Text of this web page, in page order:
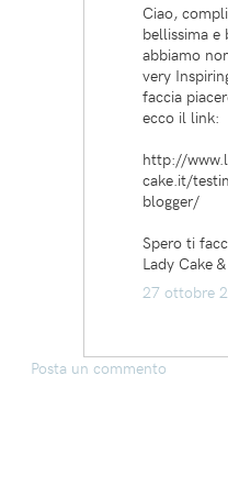
Ciao,
bellissima e
abbiamo
very
faccia
ecco il link:
http://
cake.it/
blogger/
Spero ti
Lady Cake
27 ottobre
Posta un commento